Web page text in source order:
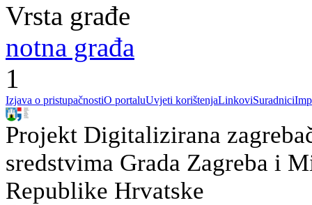
Vrsta građe
notna građa
1
Izjava o pristupačnostiO portaluUvjeti korištenjaLinkoviSuradnici
Projekt Digitalizirana
sredstvima Grada Zagreba i
Republike Hrvatske